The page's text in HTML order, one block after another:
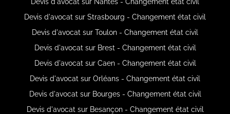
Devis d'avocat sur Strasbourg - Changement état civil
Devis d'avocat sur Toulon - Changement état civil
Devis d'avocat sur Brest - Changement état civil
Devis d'avocat sur Caen - Changement état civil
Devis d'avocat sur Orléans - Changement état civil
Devis d'avocat sur Bourges - Changement état civil
Devis d'avocat sur Besançon - Changement état civil